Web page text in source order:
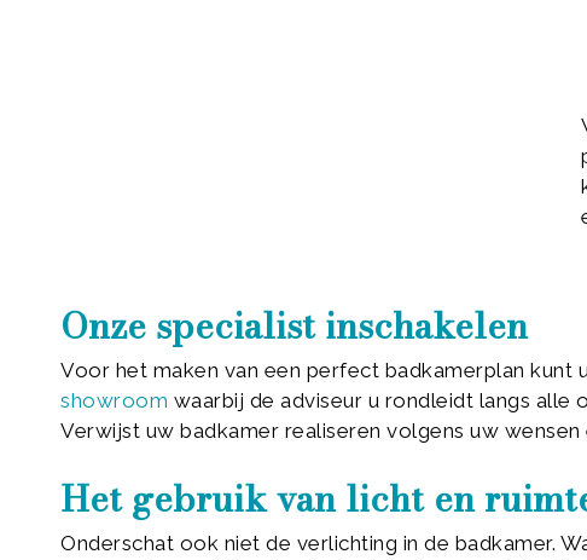
Onze specialist inschakelen
Voor het maken van een perfect badkamerplan kunt
showroom waarbij de adviseur u rondleidt langs
Verwijst uw badkamer realiseren volgens uw wensen
Het gebruik van licht en
Onderschat ook niet de verlichting in de badkamer.